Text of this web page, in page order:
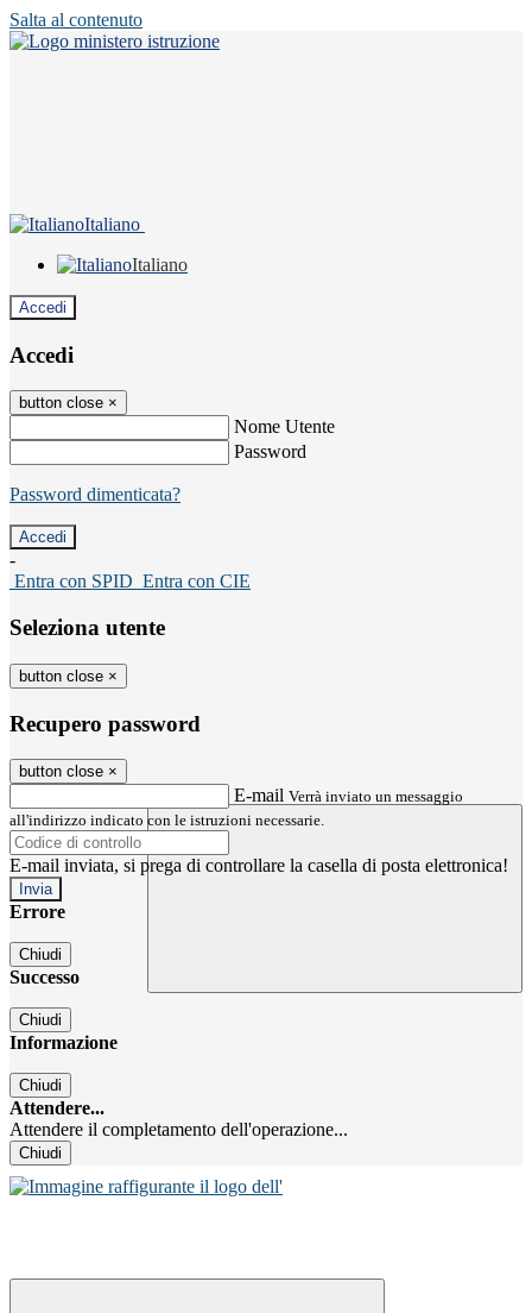
Salta al contenuto
Italiano
Italiano
Accedi
Accedi
button close ×
Nome Utente
Password
Password dimenticata?
-
Entra con SPID Entra con CIE
Seleziona utente
button close ×
Recupero password
button close ×
E-mail Verrà inviato un messaggio
all'indirizzo indicato con le istruzioni necessarie.
E-mail inviata, si prega di controllare la casella di posta elettronica!
Errore
Chiudi
Successo
Chiudi
Informazione
Chiudi
Attendere...
Attendere il completamento dell'operazione...
Chiudi